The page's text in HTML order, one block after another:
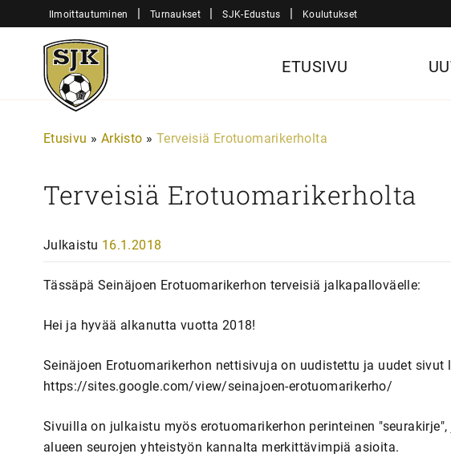
sisältöön
Ilmoittautuminen | Turnaukset | SJK-Edustus | Koulutukset
Sjk-
Juniorit
ETUSIVU
Etusivu » Arkisto » Terveisiä Erotuomarikerholta
Terveisiä Erotuomarikerholta
Julkaistu 16.1.2018
Tässäpä Seinäjoen Erotuomarikerhon terveisiä jalkapalloväelle:
Hei ja hyvää alkanutta vuotta 2018!
Seinäjoen Erotuomarikerhon nettisivuja on uudistettu ja uudet sivut
https://sites.google.com/view/seinajoen-erotuomarikerho/
Sivuilla on julkaistu myös erotuomarikerhon perinteinen "seurakirje
alueen seurojen yhteistyön kannalta merkittävimpiä asioita.